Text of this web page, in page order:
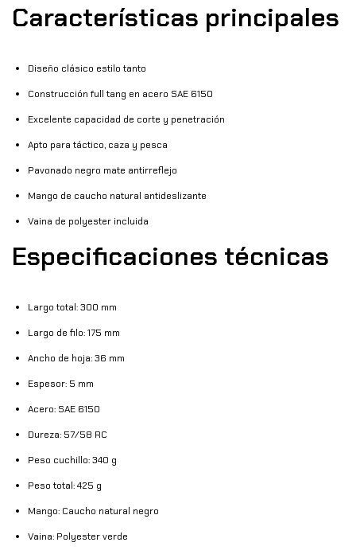
Características principales
Diseño clásico estilo tanto
Construcción full tang en acero SAE 6150
Excelente capacidad de corte y penetración
Apto para táctico, caza y pesca
Pavonado negro mate antirreflejo
Mango de caucho natural antideslizante
Vaina de polyester incluida
Especificaciones técnicas
Largo total: 300 mm
Largo de filo: 175 mm
Ancho de hoja: 36 mm
Espesor: 5 mm
Acero: SAE 6150
Dureza: 57/58 RC
Peso cuchillo: 340 g
Peso total: 425 g
Mango: Caucho natural negro
Vaina: Polyester verde